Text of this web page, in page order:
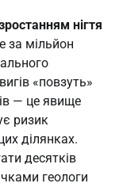
нігтя
за мільйон
«повзуть»
— це явище
ризик
ділянках.
десятків
геологи